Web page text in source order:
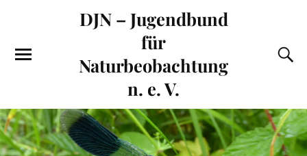
DJN – Jugendbund
für
Naturbeobachtung
n. e. V.